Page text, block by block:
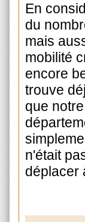
En
du
mais
mobilité
encore
trouve
que
n'était
déplacer